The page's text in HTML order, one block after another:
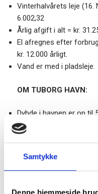
Samtykke
Denne hjemmeside
Vinterhalvårets leje (16.
6.002,32
Årlig afgift i alt = kr.
El afregnes efter
kr. 12.000 årligt.
Vand er med i pladsleje.
OM TUBORG HAVN:
Dybde i havnen er op til
minimum 3 meter dyb.
Adgang til strøm og
Mastekran (500 kg)
Benzin (100 oktan V-